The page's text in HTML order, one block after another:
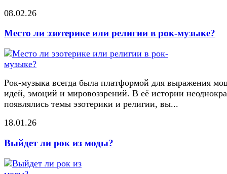
08.02.26
Место ли эзотерике или религии в рок-музыке?
Рок-музыка всегда была платформой для выражения
идей, эмоций и мировоззрений. В её истории
появлялись темы эзотерики и религии, вы...
18.01.26
Выйдет ли рок из моды?